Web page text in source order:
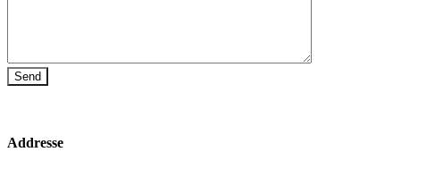
Addresse